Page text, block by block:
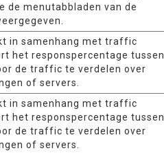
de menutabbladen van de
in samenhang met traffic
het responspercentage tussen
de traffic te verdelen over
of servers.
in samenhang met traffic
het responspercentage tussen
de traffic te verdelen over
of servers.